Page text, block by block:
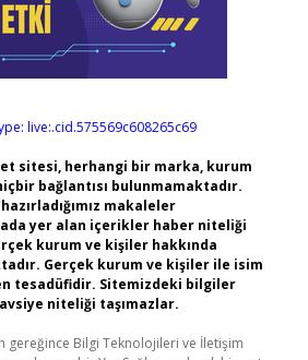
live:.cid.575569c608265c69
sitesi, herhangi bir marka, kurum
bağlantısı bulunmamaktadır.
makaleler
yer alan içerikler haber niteliği
kurum ve kişiler hakkında
Gerçek kurum ve kişiler ile isim
tesadüfidir. Sitemizdeki bilgiler
niteliği taşımazlar.
gereğince Bilgi Teknolojileri ve İletişim